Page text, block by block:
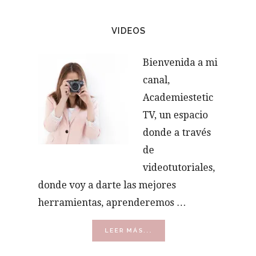
VIDEOS
Bienvenida a mi
canal,
Academiestetic
TV, un espacio
donde a través
de
videotutoriales,
donde voy a darte las mejores
herramientas, aprenderemos …
LEER MÁS...
DE